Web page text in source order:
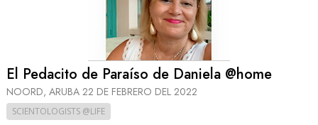
El Pedacito de Paraíso de Daniela @home
NOORD, ARUBA 22 DE FEBRERO DEL 2022
SCIENTOLOGISTS @LIFE